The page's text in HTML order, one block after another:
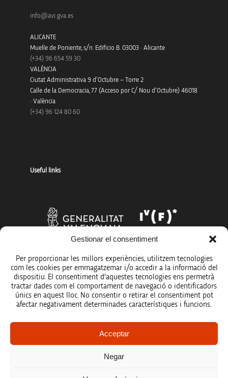
Gestionar el consentiment
Per proporcionar les millors experiències, utilitzem tecnologies
com les cookies per emmagatzemar i/o accedir a la informació del
dispositiu. El consentiment d'aquestes tecnologies ens permetrà
tractar dades com el comportament de navegació o identificadors
únics en aquest lloc. No consentir o retirar el consentiment pot
afectar negativament determinades característiques i funcions.
Acceptar
Negar
info@avi.gva.es
ALICANTE
Muelle de Poniente, s/n. Edificio B. 03003 · Alicante
(+34) 96 654 59 30
VALÈNCIA
Ciutat Administrativa 9 d’Octubre – Torre 2
Calle de la Democracia, 77 (Acceso por C/ Nou d’Octubre) 46018
· València
(+34) 96 124 80 60
Useful links